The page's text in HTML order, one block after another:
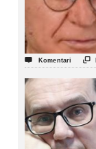
 Komentari 